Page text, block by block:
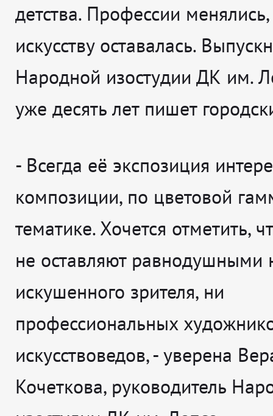
детства. Профессии менялись,
искусству оставалась.
Народной изостудии ДК им.
уже десять лет пишет
- Всегда её экспозиция
композиции, по цветовой
тематике. Хочется отметить,
не оставляют равнодушными
искушенного зрителя, ни
профессиональных
искусствоведов, - уверена
Кочеткова, руководитель